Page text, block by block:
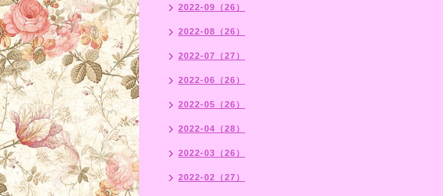
2022-09（26）
2022-08（26）
2022-07（27）
2022-06（26）
2022-05（26）
2022-04（28）
2022-03（26）
2022-02（27）